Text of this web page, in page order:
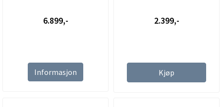
6.899,-
Informasjon
2.399,-
Kjøp